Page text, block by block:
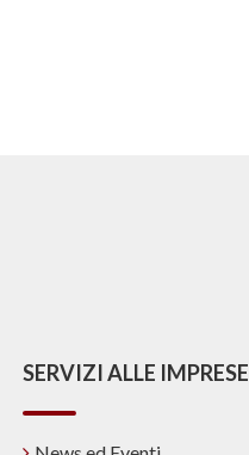
SERVIZI ALLE IMPRESE